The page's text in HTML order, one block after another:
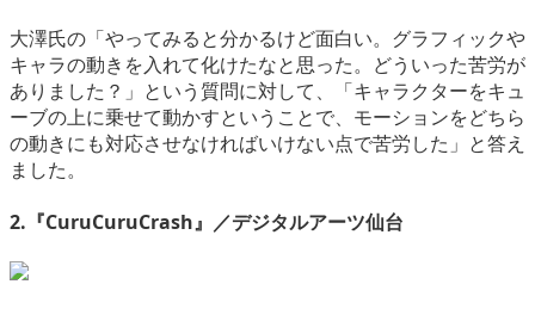
大澤氏の「やってみると分かるけど面白い。グラフィックや
キャラの動きを入れて化けたなと思った。どういった苦労が
ありました？」という質問に対して、「キャラクターをキュ
ーブの上に乗せて動かすということで、モーションをどちら
の動きにも対応させなければいけない点で苦労した」と答え
ました。
2.『CuruCuruCrash』／デジタルアーツ仙台